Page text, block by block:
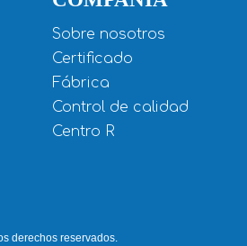
Sobre nosotros
Certificado
Fábrica
Control de calidad
Centro R
derechos reservados.